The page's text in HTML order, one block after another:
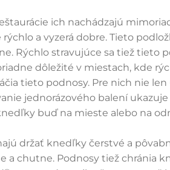
ich nachádzajú
a vyzerá dobre. Tieto
Rýchlo stravujúce sa tiež
dôležité v miestach, kde
tieto podnosy. Pre nich nie
jednorázového balení
buď na mieste alebo na
držať knedľky čerstvé a
chutne. Podnosy tiež chránia